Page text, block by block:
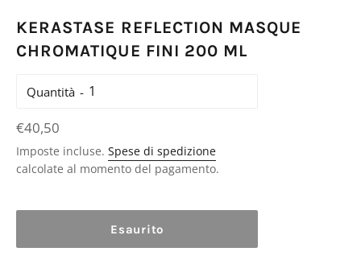
KERASTASE REFLECTION MASQUE
CHROMATIQUE FINI 200 ML
Quantità
Prezzo
di
listino
€40,50
Imposte incluse. Spese di spedizione
calcolate al momento del pagamento.
Esaurito